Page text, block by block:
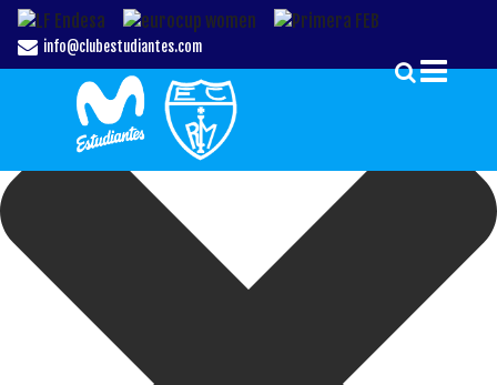
Gestionar el Consentimiento de las Cookies
info@clubestudiantes.com